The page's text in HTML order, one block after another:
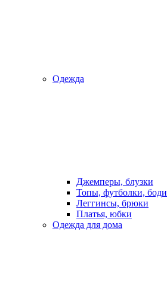
Одежда
Джемперы, блузки
Топы, футболки, боди
Леггинсы, брюки
Платья, юбки
Одежда для дома